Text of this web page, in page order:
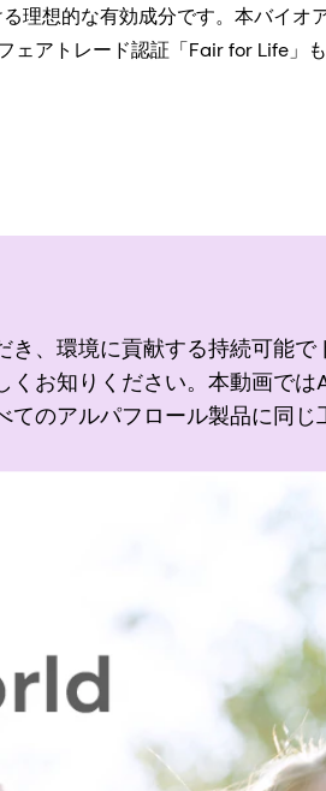
理想的な有効成分です。本バイオ
ェアトレード認証「Fair for Life」
、環境に貢献する持続可能
お知りください。本動画では
のアルパフロール製品に同じ